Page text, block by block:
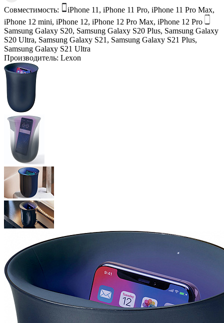
Совместимость:
iPhone 11, iPhone 11 Pro, iPhone 11 Pro Max,
iPhone 12 mini, iPhone 12, iPhone 12 Pro Max, iPhone 12 Pro
Samsung Galaxy S20, Samsung Galaxy S20 Plus, Samsung Galaxy
S20 Ultra, Samsung Galaxy S21, Samsung Galaxy S21 Plus,
Samsung Galaxy S21 Ultra
Производитель: Lexon